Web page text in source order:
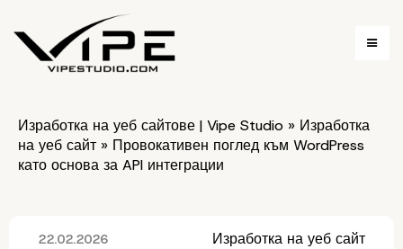
Изработка на уеб сайтове | Vipe Studio » Изработка
на уеб сайт » Провокативен поглед към WordPress
като основа за API интеграции
22.02.2026 Изработка на уеб сайт